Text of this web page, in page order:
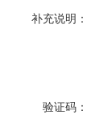
补充说明：
验证码：